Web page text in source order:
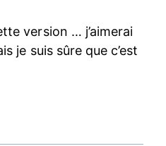
version … j’aimerai
je suis sûre que c’est